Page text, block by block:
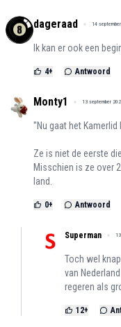
dageraad 14
Ik kan er ook een
4+ Antwoord
Monty1 13 september
''Nu gaat het
Ze is niet de eerste
Misschien is ze over
land.
0+ Antwoord
Superman
Toch wel
van
regeren als
12+